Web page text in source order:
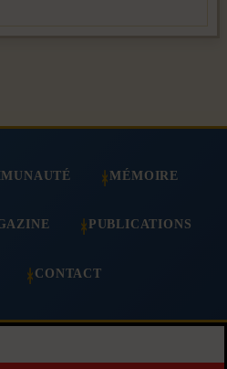
MÉMOIRE
PUBLICATIONS
CONTACT